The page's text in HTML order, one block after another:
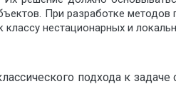
При разработке методов
нестационарных и
подхода к задаче